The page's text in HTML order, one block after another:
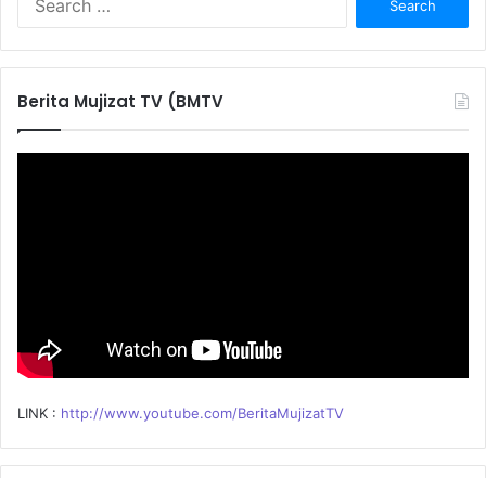
r
f
o
Berita Mujizat TV (BMTV
LINK : http://www.youtube.com/BeritaMujizatTV